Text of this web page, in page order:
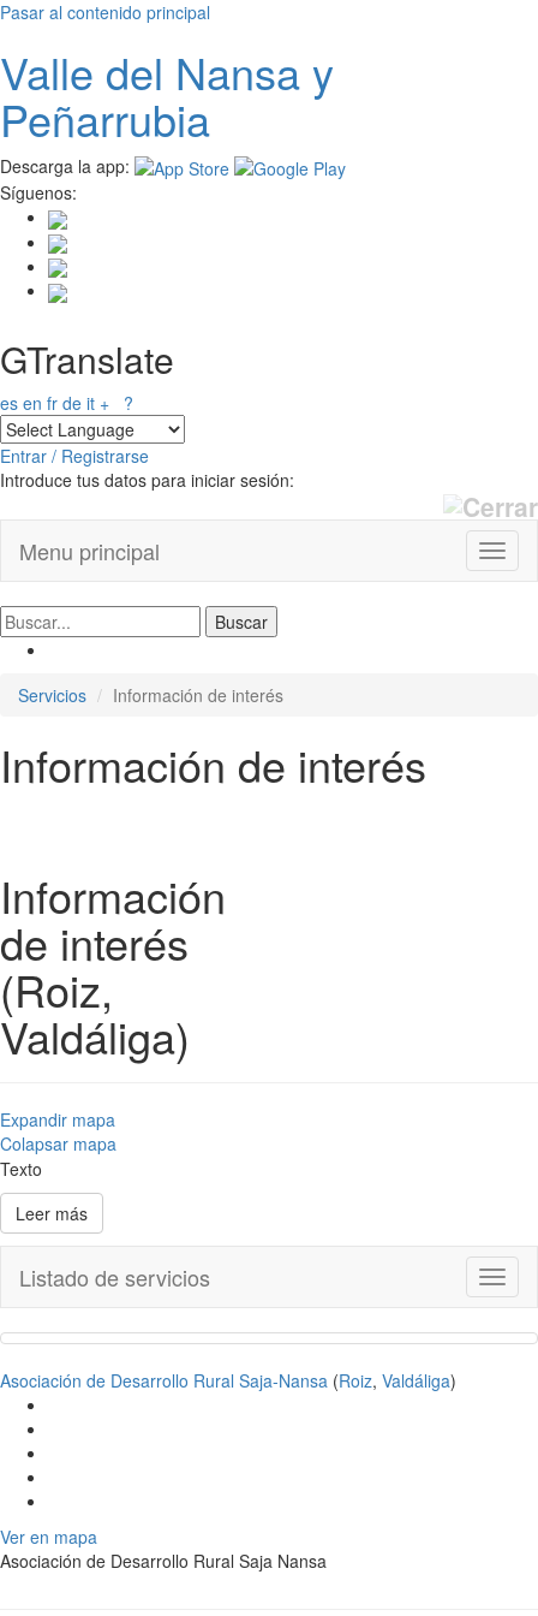
Pasar al contenido principal
Valle del Nansay
Peñarrubia
Descarga la app:
Síguenos:
GTranslate
es en fr de it + ?
Entrar / Registrarse
Introduce tus datos para iniciar sesión:
Menu principal
Servicios Información de interés
Información de interés
Información
de interés
(Roiz,
Valdáliga)
Expandir mapa
Colapsar mapa
Texto
Leer más
Listado de servicios
Asociación de Desarrollo Rural Saja-Nansa (Roiz, Valdáliga)
Ver en mapa
Asociación de Desarrollo Rural Saja Nansa